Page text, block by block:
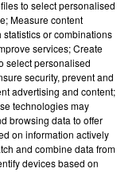
de son nouvel
Selena Gomez et
single
to select personalised
Measure content
or combinations
services; Create
select personalised
security, prevent and
advertising and content;
technologies may
browsing data to offer
on information actively
and combine data from
devices based on